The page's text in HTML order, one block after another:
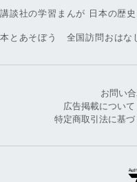
講談社の学習まんが 日本の歴史
本とあそぼう 全国訪問おはな
お問い
広告掲載について
特定商取引法に基